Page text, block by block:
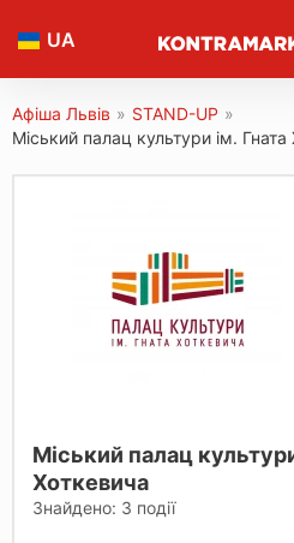
UA
Афіша Львів » STAND-UP »
Міський палац культури ім. Гната
Міський палац
Хоткевича
Знайдено: 3 події